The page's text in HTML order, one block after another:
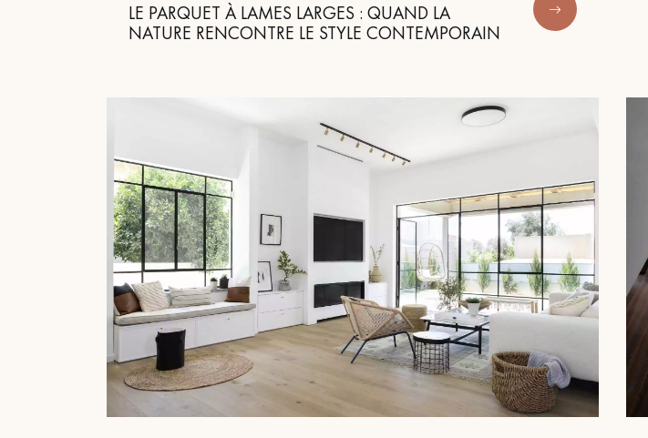
LE PARQUET À LAMES LARGES : QUAND LA
NATURE RENCONTRE LE STYLE CONTEMPORAIN